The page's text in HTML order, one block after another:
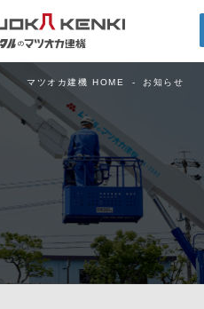
マツオカ建機 HOME お知らせ